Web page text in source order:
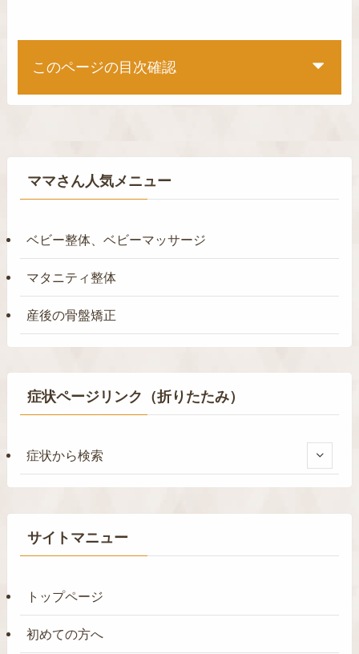
このページの目次確認
ママさん人気メニュー
ベビー整体、ベビーマッサージ
マタニティ整体
産後の骨盤矯正
症状ページリンク（折りたたみ）
症状から検索
サイトマニュー
トップページ
初めての方へ